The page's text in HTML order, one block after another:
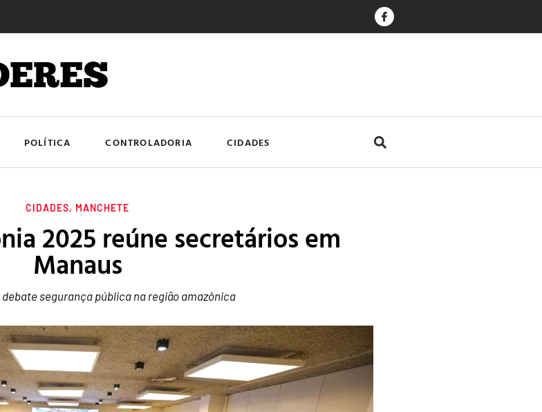
POLÍTICA CONTROLADORIA CIDADES
CIDADES, MANCHETE
2025 reúne secretários em
Manaus
segurança pública na região amazônica